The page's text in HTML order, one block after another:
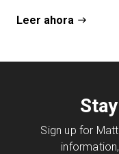
Leer ahora
Sign up for